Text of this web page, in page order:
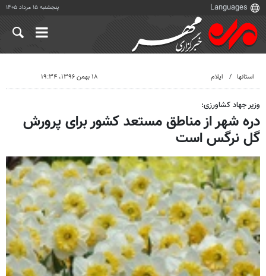
پنجشنبه ۱۵ مرداد ۱۴۰۵
استانها ایلام ۱۸ بهمن ۱۳۹۶، ۱۹:۳۴
وزیر جهاد کشاورزی:
دره شهر از مناطق مستعد کشور برای پرورش
گل نرگس است